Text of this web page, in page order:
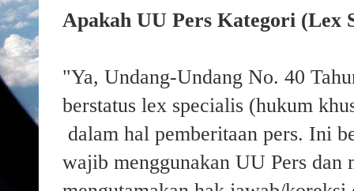
Apakah UU Pers Kategori (Lex
"Ya, Undang-Undang No. 40
berstatus lex specialis (hukum
dalam hal pemberitaan pers. Ini
wajib menggunakan UU Pers dan